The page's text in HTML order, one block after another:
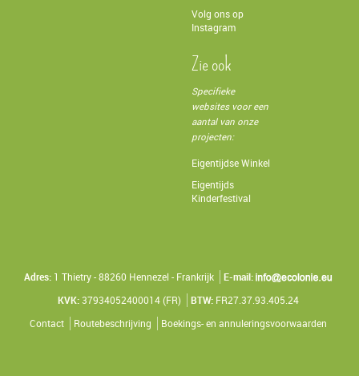
Volg ons op
Instagram
Zie ook
Specifieke
websites voor een
aantal van onze
projecten:
Eigentijdse Winkel
Eigentijds
Kinderfestival
Adres:1 Thietry - 88260 Hennezel - Frankrijk
E-mail:
KVK:37934052400014 (FR) BTW:FR27.37.93.405.24
Contact
Routebeschrijving Boekings- en annuleringsvoorwaarden